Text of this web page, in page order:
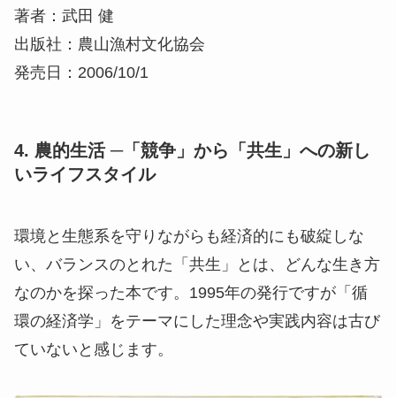
著者：武田 健
出版社：農山漁村文化協会
発売日：2006/10/1
4. 農的生活 ─「競争」から「共生」への新し
いライフスタイル
環境と生態系を守りながらも経済的にも破綻しな
い、バランスのとれた「共生」とは、どんな生き方
なのかを探った本です。1995年の発行ですが「循
環の経済学」をテーマにした理念や実践内容は古び
ていないと感じます。